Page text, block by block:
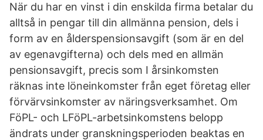
När du har en vinst i din enskilda firma betalar du
alltså in pengar till din allmänna pension, dels i
form av en ålderspensionsavgift (som är en del
av egenavgifterna) och dels med en allmän
pensionsavgift, precis som I årsinkomsten
räknas inte löneinkomster från eget företag eller
förvärvsinkomster av näringsverksamhet. Om
FöPL- och LFöPL-arbetsinkomstens belopp
ändrats under granskningsperioden beaktas en